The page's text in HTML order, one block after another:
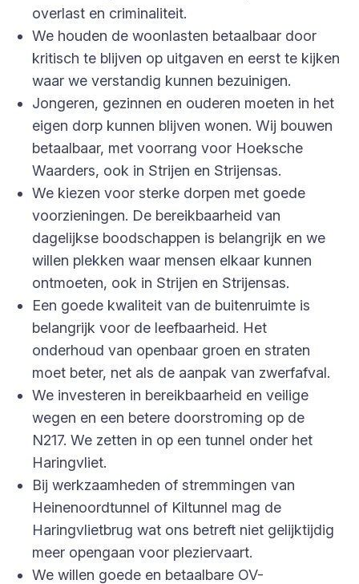
overlast en criminaliteit.
We houden de woonlasten betaalbaar door
kritisch te blijven op uitgaven en eerst te kijken
waar we verstandig kunnen bezuinigen.
Jongeren, gezinnen en ouderen moeten in het
eigen dorp kunnen blijven wonen. Wij bouwen
betaalbaar, met voorrang voor Hoeksche
Waarders, ook in Strijen en Strijensas.
We kiezen voor sterke dorpen met goede
voorzieningen. De bereikbaarheid van
dagelijkse boodschappen is belangrijk en we
willen plekken waar mensen elkaar kunnen
ontmoeten, ook in Strijen en Strijensas.
Een goede kwaliteit van de buitenruimte is
belangrijk voor de leefbaarheid. Het
onderhoud van openbaar groen en straten
moet beter, net als de aanpak van zwerfafval.
We investeren in bereikbaarheid en veilige
wegen en een betere doorstroming op de
N217. We zetten in op een tunnel onder het
Haringvliet.
Bij werkzaamheden of stremmingen van
Heinenoordtunnel of Kiltunnel mag de
Haringvlietbrug wat ons betreft niet gelijktijdig
meer opengaan voor pleziervaart.
We willen goede en betaalbare OV-